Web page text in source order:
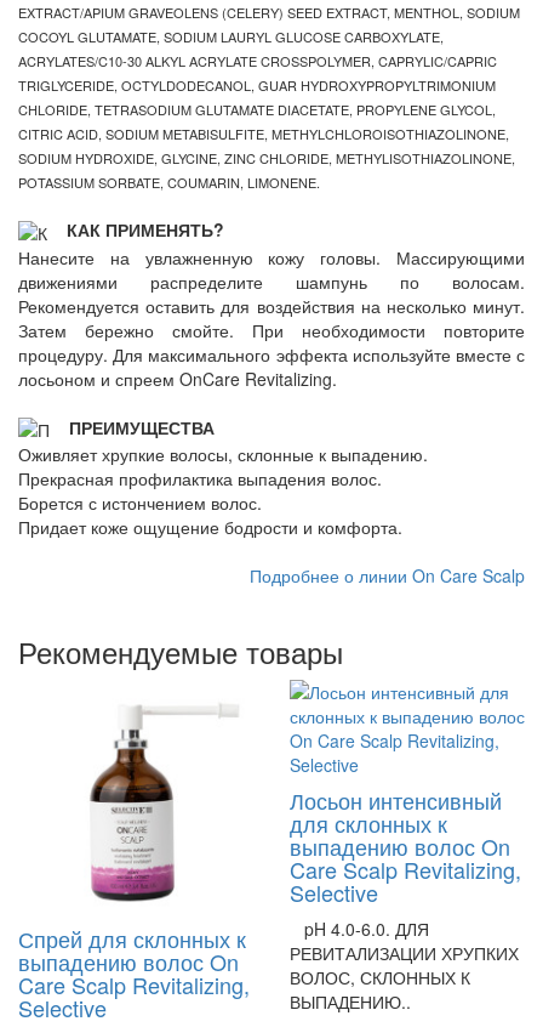
EXTRACT/APIUM GRAVEOLENS (CELERY) SEED EXTRACT, MENTHOL, SODIUM
COCOYL GLUTAMATE, SODIUM LAURYL GLUCOSE CARBOXYLATE,
ACRYLATES/C10-30 ALKYL ACRYLATE CROSSPOLYMER, CAPRYLIC/CAPRIC
TRIGLYCERIDE, OCTYLDODECANOL, GUAR HYDROXYPROPYLTRIMONIUM
CHLORIDE, TETRASODIUM GLUTAMATE DIACETATE, PROPYLENE GLYCOL,
CITRIC ACID, SODIUM METABISULFITE, METHYLCHLOROISOTHIAZOLINONE,
SODIUM HYDROXIDE, GLYCINE, ZINC CHLORIDE, METHYLISOTHIAZOLINONE,
POTASSIUM SORBATE, COUMARIN, LIMONENE.
КАК ПРИМЕНЯТЬ?
Нанесите на увлажненную кожу головы. Массирующими
движениями распределите шампунь по волосам.
Рекомендуется оставить для воздействия на несколько минут.
Затем бережно смойте. При необходимости повторите
процедуру. Для максимального эффекта используйте вместе с
лосьоном и спреем OnCare Revitalizing.
ПРЕИМУЩЕСТВА
Оживляет хрупкие волосы, склонные к выпадению.
Прекрасная профилактика выпадения волос.
Борется с истончением волос.
Придает коже ощущение бодрости и комфорта.
Подробнее о линии On Care Scalp
Рекомендуемые товары
Спрей для склонных к
выпадению волос On
Care Scalp Revitalizing,
Selective
Лосьон интенсивный
для склонных к
выпадению волос On
Care Scalp Revitalizing,
Selective
pH 4.0-6.0. ДЛЯ
РЕВИТАЛИЗАЦИИ ХРУПКИХ
ВОЛОС, СКЛОННЫХ К
ВЫПАДЕНИЮ..